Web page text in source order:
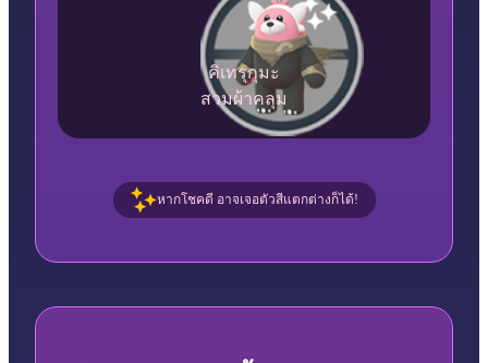
คิเทรุกุมะ
สวมผ้าคลุม
หากโชคดี อาจเจอตัวสีแตกต่างก็ได้!